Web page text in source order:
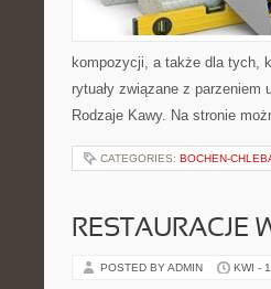
kompozycji, a także dla tych,
rytuały związane z
Rodzaje Kawy. Na stronie
CATEGORIES: BOCHEN-
RESTAURACJE
POSTED BY ADMIN KWI -